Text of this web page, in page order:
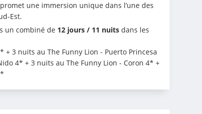
promet une immersion unique dans l’une des
Est.
un combiné de 12 jours / 11 nuits dans les
+ 3 nuits au The Funny Lion - Puerto Princesa
4* + 3 nuits au The Funny Lion - Coron 4* +